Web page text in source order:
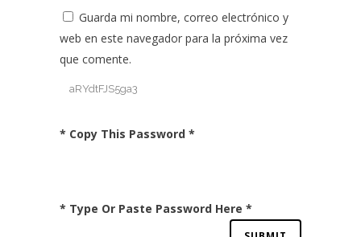
Guarda mi nombre, correo electrónico y
web en este navegador para la próxima vez
que comente.
* Copy This Password *
* Type Or Paste Password Here *